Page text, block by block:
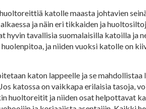
katolle maasta johtavien
ja näin eri tikkaiden ja
hyvin tavallisia suomalaisilla katoilla ja
ja niiden vuoksi katolle on
katon lappeelle ja se mahdollistaa
katossa on vaikkapa erilaisia tasoja,
huoltoreitit ja niiden osat helpottavat